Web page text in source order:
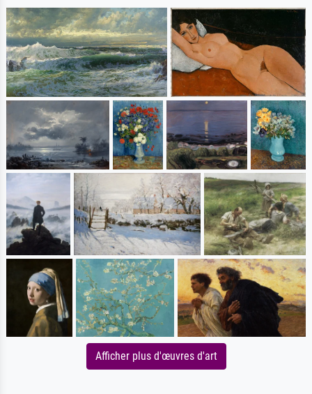
Afficher plus d'œuvres d'art